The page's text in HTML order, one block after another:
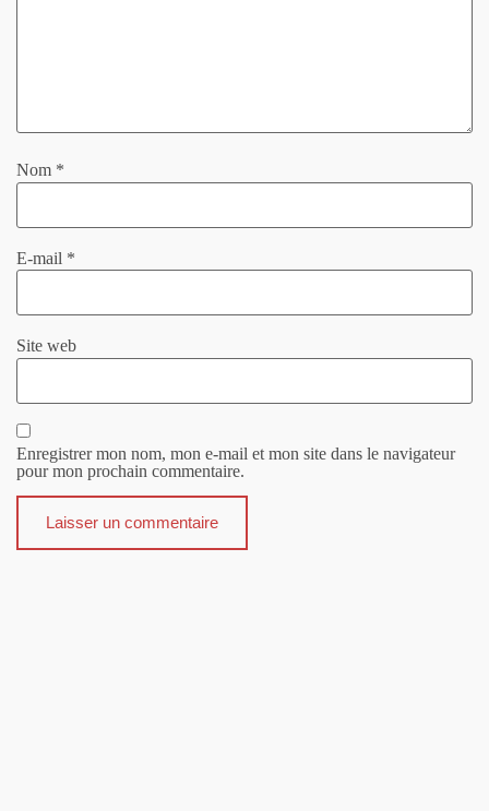
Nom *
E-mail *
Site web
Enregistrer mon nom, mon e-mail et mon site dans le navigateur
pour mon prochain commentaire.